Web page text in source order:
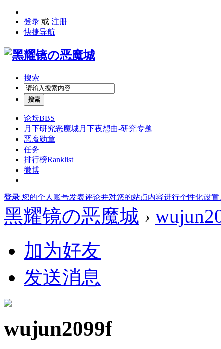
登录 或 注册
快捷导航
搜索
搜索
论坛BBS
月下研究恶魔城月下夜想曲-研究专题
恶魔勋章
任务
排行榜Ranklist
微博
登录 您的个人账号发表评论并对您的站点内容进行个性化设置
黑耀镜の恶魔城 ›
加为好友
发送消息
wujun2099f